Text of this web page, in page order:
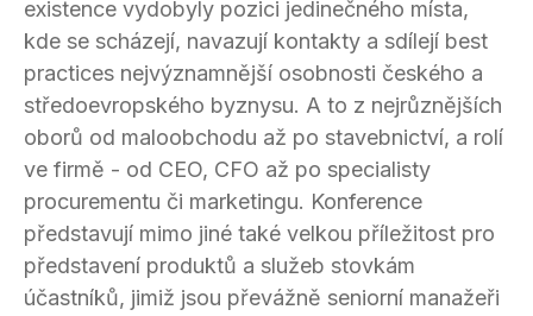
existence vydobyly pozici jedinečného místa,
kde se scházejí, navazují kontakty a sdílejí best
practices nejvýznamnější osobnosti českého a
středoevropského byznysu. A to z nejrůznějších
oborů od maloobchodu až po stavebnictví, a rolí
ve firmě - od CEO, CFO až po specialisty
procurementu či marketingu. Konference
představují mimo jiné také velkou příležitost pro
představení produktů a služeb stovkám
účastníků, jimiž jsou převážně seniorní manažeři